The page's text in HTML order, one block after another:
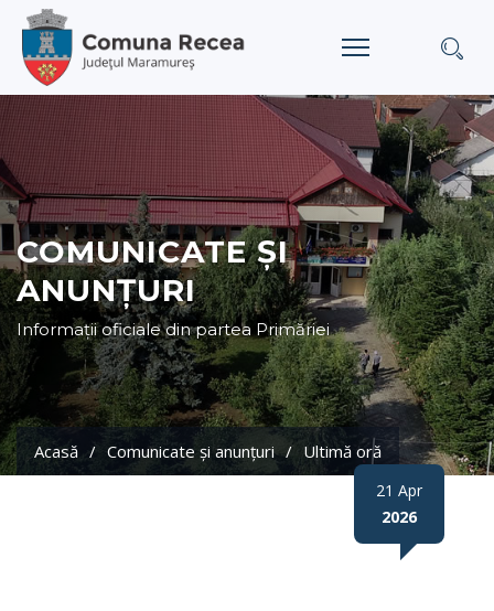
COMUNICATE ȘI
ANUNȚURI
Informații oficiale din partea Primăriei
Acasă Comunicate și anunțuri Ultimă oră
21 Apr
2026